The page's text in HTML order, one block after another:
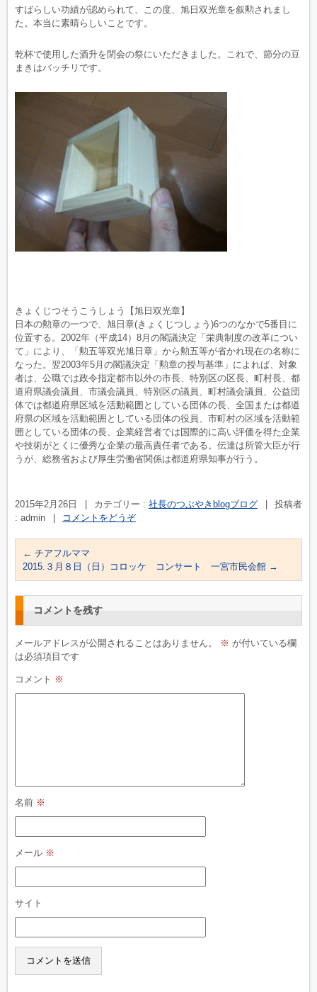
すばらしい功績が認められて、この度、旭日双光章を叙勲されまし
た。本当に素晴らしいことです。
乾杯で使用した酒升を閉会の祭にいただきました。これで、節分の豆
まきはバッチリです。
きょくじつそうこうしょう【旭日双光章】
日本の勲章の一つで、旭日章(きょくじつしょう)6つのなかで5番目に
位置する。2002年（平成14） 8月の閣議決定「栄典制度の改革につい
て」により、「 勲五等双光旭日章」から勲五等が省かれ現在の名称に
なった。 翌2003年5月の閣議決定「勲章の授与基準」によれば、 対象
者は、公職では政令指定都市以外の市長、特別区の区長、 町村長、都
道府県議会議員、市議会議員、特別区の議員、 町村議会議員、 公益団
体では都道府県区域を活動範囲としている団体の長、 全国または都道
府県の区域を活動範囲としている団体の役員、 市町村の区域を活動範
囲としている団体の長、 企業経営者では国際的に高い評価を得た企業
や技術がとくに優秀な企業の最高責任者である。伝達は所管大臣が行
うが、 総務省および厚生労働省関係は都道府県知事が行う。
2015年2月26日 カテゴリー : 社長のつぶやきblogブログ
投稿者
: admin
コメントをどうぞ
← チアフルママ
2015.３月８日（日）コロッケ コンサート 一宮市民会館 →
コメントを残す
メールアドレスが公開されることはありません。 ※ が付いている欄
は必須項目です
コメント ※
名前 ※
メール ※
サイト